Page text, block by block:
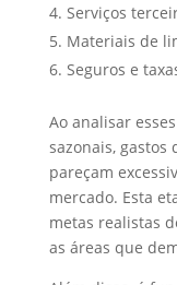
Serviços
Materiais de
Seguros e
Ao analisar
sazonais, gastos
pareçam
mercado. Esta
metas realistas
as áreas que